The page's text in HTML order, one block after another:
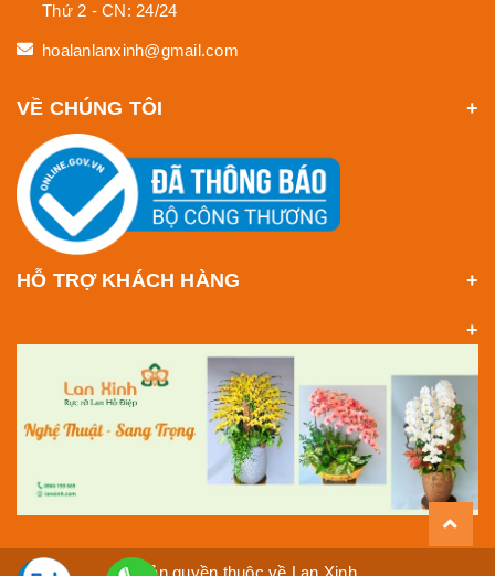
Thứ 2 - CN: 24/24
hoalanlanxinh@gmail.com
VỀ CHÚNG TÔI
HỖ TRỢ KHÁCH HÀNG
Bản quyền thuộc về Lan Xinh